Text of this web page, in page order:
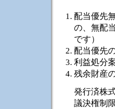
配当優先
の、無配
です）
配当優先
利益処分
残余財産
発行済株
議決権制